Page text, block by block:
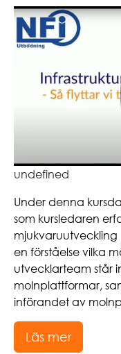
undefined
Under denna
som kursledaren
mjukvaruutveckling
en förståelse vilka
utvecklarteam står
molnplattformar,
införandet av
Läs mer